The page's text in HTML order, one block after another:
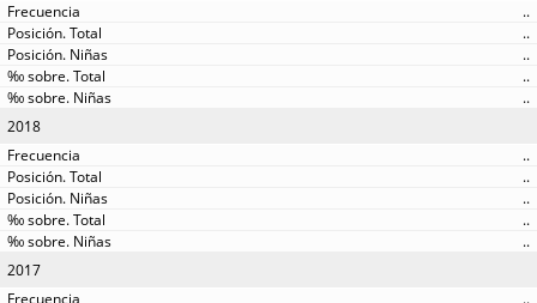
..
..
..
..
..
2018
..
..
..
..
..
2017
..